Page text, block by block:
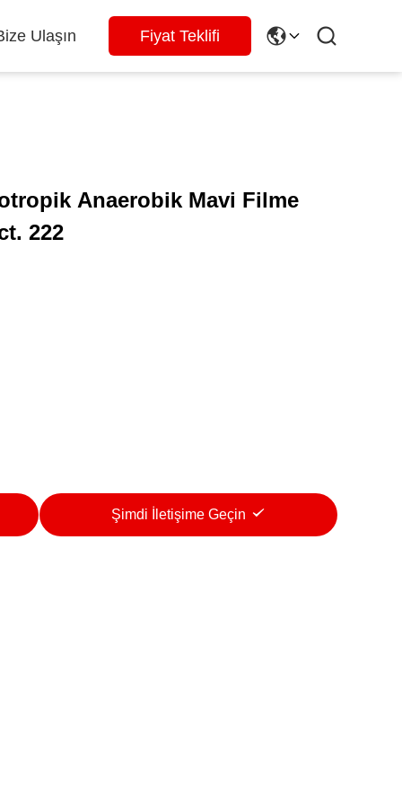
Ulaşın Fiyat Teklifi
Anaerobik Mavi Filme
222
Şimdi İletişime Geçin